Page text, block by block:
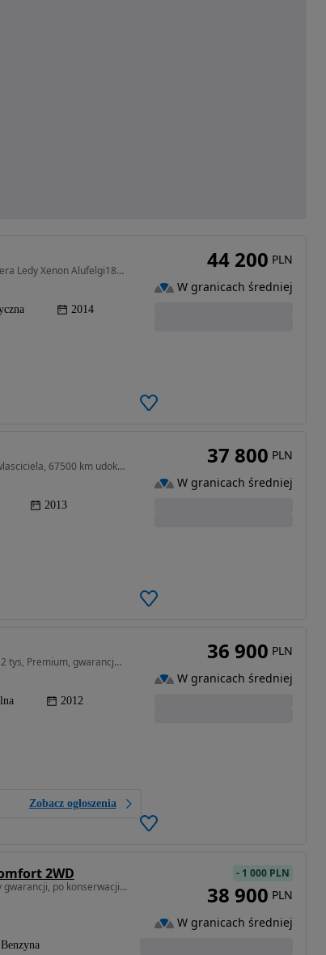
1995 cm3 • 136 KM • 2.0CRDI 4x4 Automat Nawigacja Kamera Ledy Xenon Alufelgi18cali
2014
44 200 PLN
W granicach średniej
1685 cm3 • 115 KM • Hyundai ix35 1.7 diesel 116KM, od 1 wlasciciela, 67500 km udokument.
2013
37 800 PLN
W granicach średniej
1591 cm3 • 135 KM • Raport! 1.6 benz 135 KM, przebieg: 112 tys, Premium, gwarancja, ideał!
2012
Zobacz ogłoszenia
36 900 PLN
W granicach średniej
2WD
1591 cm3 • 135 KM • 12 miesięcy gwarancji, po konserwacji antykorozyjnej, grzane fotele
Benzyna
- 1 000 PLN
38 900 PLN
W granicach średniej